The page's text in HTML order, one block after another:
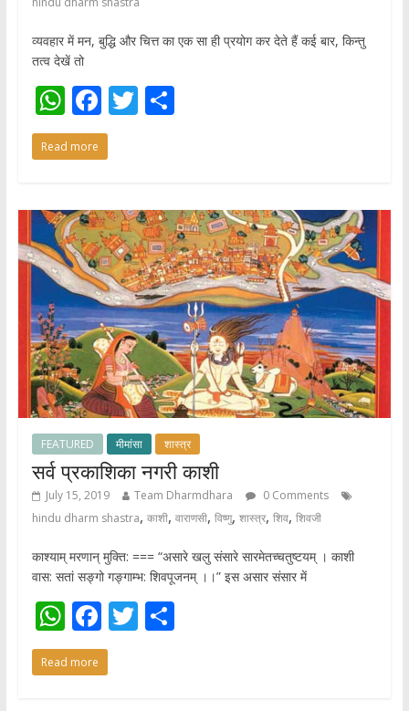
व्यवहार में मन, बुद्धि और चित्त का एक सा ही प्रयोग कर देते हैं कई बार, किन्तु
तत्व देखें तो
W
h
at
A
p
p
F
ac
e
o
o
k
T S
Read more
FEATURED मीमांसा शास्त्र
सर्व प्रकाशिका नगरी काशी
July 15, 2019 Team Dharmdhara
0 Comments
hindu dharm shastra, काशी, वाराणसी, विष्णु, शास्त्र, शिव, शिवजी
काश्याम् मरणान् मुक्ति: === “असारे खलु संसारे सारमेतच्चतुष्टयम् । काशी
वास: सतां सङ्गो गङ्गाम्भ: शिवपूजनम् ।।” इस असार संसार में
W
h
at
F
ac
e
T
w
S
Read more